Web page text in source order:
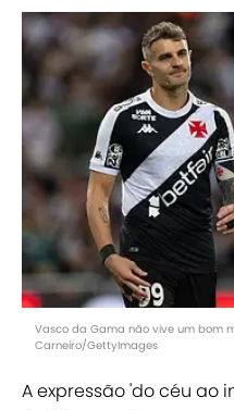
Vasco da Gama não vive um bom
Carneiro/GettyImages
A expressão 'do céu ao